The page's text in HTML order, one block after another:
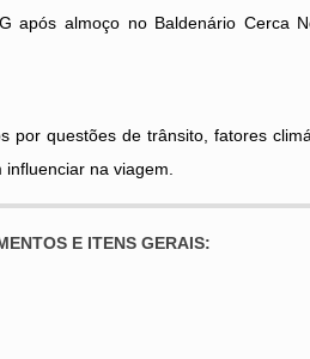
após almoço no Baldenário Cerca
por questões de trânsito, fatores
na viagem.
E ITENS GERAIS: